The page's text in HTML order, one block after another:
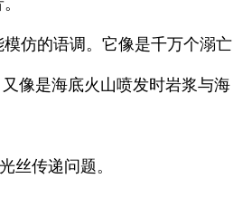
仿的语调。它像是千万个溺亡
像是海底火山喷发时岩浆与海
丝传递问题。